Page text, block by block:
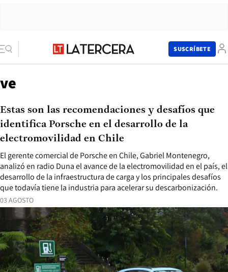
SUSCRÍBETE
ve
03 AGOSTO
El gerente comercial de Porsche en Chile, Gabriel Montenegro,
analizó en radio Duna el avance de la electromovilidad en el país, el
desarrollo de la infraestructura de carga y los principales desafíos
que todavía tiene la industria para acelerar su descarbonización.
Estas son las recomendaciones y desafíos que
identifica Porsche en el desarrollo de la
electromovilidad en Chile